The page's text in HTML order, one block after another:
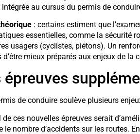
au cursus du permis de
: certains estiment que
essentielles, comme la sécurité
usagers (cyclistes, piétons). Un
mieux préparés aux enjeux de la
épreuves
de conduire soulève plusieurs
ces nouvelles épreuves serait
nombre d’accidents sur les routes.